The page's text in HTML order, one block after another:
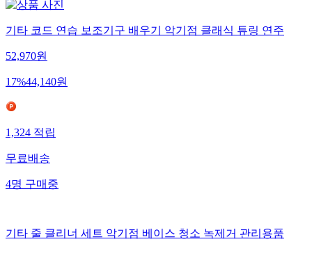
기타 코드 연습 보조기구 배우기 악기점 클래식 튜링 연주
52,970원
17%44,140원
1,324적립
무료배송
4명구매중
기타 줄 클리너 세트 악기점 베이스 청소 녹제거 관리용품